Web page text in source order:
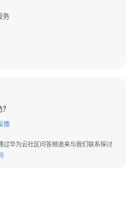
务
馈
过华为云社区问答频道来与我们联系探讨